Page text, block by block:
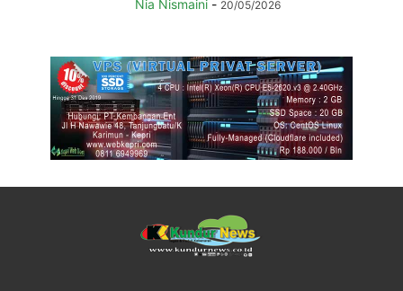
Nia Nismaini - 20/05/2026